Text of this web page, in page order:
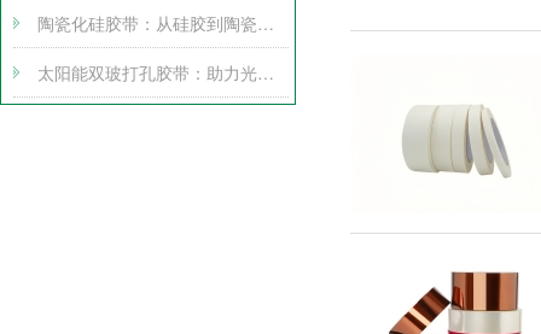
陶瓷化硅胶带：从硅胶到陶瓷的跨界变身
太阳能双玻打孔胶带：助力光伏产业腾飞